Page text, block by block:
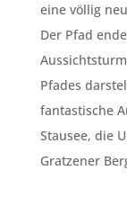
eine völlig
Der Pfad
Pfades
fantastische
Stausee, die
Gratzener